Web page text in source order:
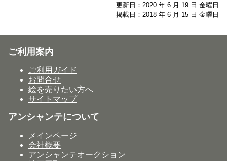
更新日：2020 年 6 月 19 日 金曜日
掲載日：2018 年 6 月 15 日 金曜日
ご利用案内
ご利用ガイド
お問合せ
絵を売りたい方へ
サイトマップ
アンシャンテについて
メインページ
会社概要
アンシャンテオークション